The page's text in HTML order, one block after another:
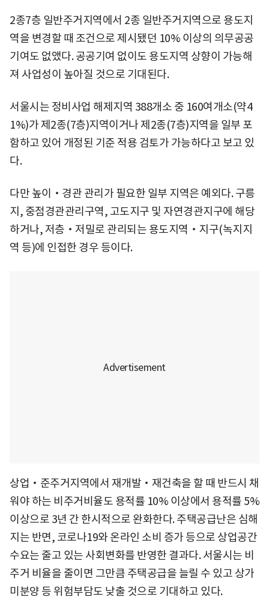
2종7층 일반주거지역에서 2종 일반주거지역으로 용도지
역을 변경할 때 조건으로 제시됐던 10% 이상의 의무공공
기여도 없앴다. 공공기여 없이도 용도지역 상향이 가능해
져 사업성이 높아질 것으로 기대된다.
서울시는 정비사업 해제지역 388개소 중 160여개소(약4
1%)가 제2종(7층)지역이거나 제2종(7층)지역을 일부 포
함하고 있어 개정된 기준 적용 검토가 가능하다고 보고 있
다.
다만 높이‧경관 관리가 필요한 일부 지역은 예외다. 구릉
지, 중점경관관리구역, 고도지구 및 자연경관지구에 해당
하거나, 저층‧저밀로 관리되는 용도지역‧지구(녹지지
역 등)에 인접한 경우 등이다.
상업‧준주거지역에서 재개발‧재건축을 할 때 반드시 채
워야 하는 비주거비율도 용적률 10% 이상에서 용적률 5%
이상으로 3년 간 한시적으로 완화한다. 주택공급난은 심해
지는 반면, 코로나19와 온라인 소비 증가 등으로 상업공간
수요는 줄고 있는 사회변화를 반영한 결과다. 서울시는 비
주거 비율을 줄이면 그만큼 주택공급을 늘릴 수 있고 상가
미분양 등 위험부담도 낮출 것으로 기대하고 있다.